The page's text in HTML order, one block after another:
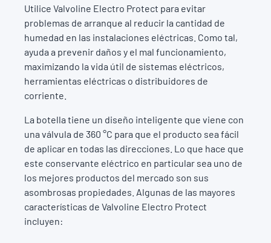
Utilice Valvoline Electro Protect para evitar
problemas de arranque al reducir la cantidad de
humedad en las instalaciones eléctricas. Como tal,
ayuda a prevenir daños y el mal funcionamiento,
maximizando la vida útil de sistemas eléctricos,
herramientas eléctricas o distribuidores de
corriente.
La botella tiene un diseño inteligente que viene con
una válvula de 360 °C para que el producto sea fácil
de aplicar en todas las direcciones. Lo que hace que
este conservante eléctrico en particular sea uno de
los mejores productos del mercado son sus
asombrosas propiedades. Algunas de las mayores
características de Valvoline Electro Protect
incluyen: